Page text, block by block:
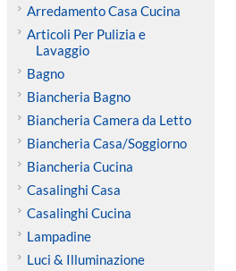
Arredamento Casa Cucina
Articoli Per Pulizia e
Lavaggio
Bagno
Biancheria Bagno
Biancheria Camera da Letto
Biancheria Casa/Soggiorno
Biancheria Cucina
Casalinghi Casa
Casalinghi Cucina
Lampadine
Luci & Illuminazione